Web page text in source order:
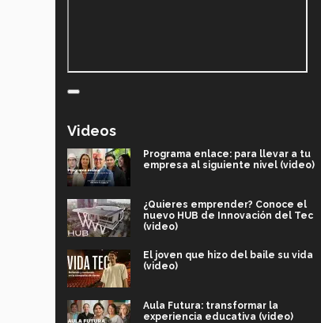
Videos
Programa enlace: para llevar a tu
empresa al siguiente nivel (video)
¿Quieres emprender? Conoce el
nuevo HUB de Innovación del Tec
(video)
El joven que hizo del baile su vida
(video)
Aula Futura: transformar la
experiencia educativa (video)